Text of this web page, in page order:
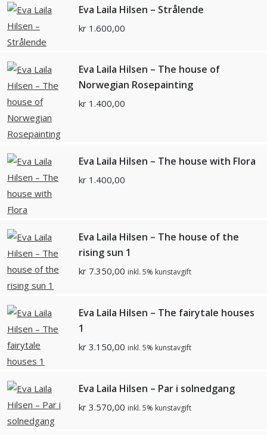
Eva Laila Hilsen – Strålende
kr 1.600,00
Eva Laila Hilsen – The house of
Norwegian Rosepainting
kr 1.400,00
Eva Laila Hilsen – The house with Flora
kr 1.400,00
Eva Laila Hilsen – The house of the
rising sun 1
kr 7.350,00 inkl. 5% kunstavgift
Eva Laila Hilsen – The fairytale houses
1
kr 3.150,00 inkl. 5% kunstavgift
Eva Laila Hilsen – Par i solnedgang
kr 3.570,00 inkl. 5% kunstavgift